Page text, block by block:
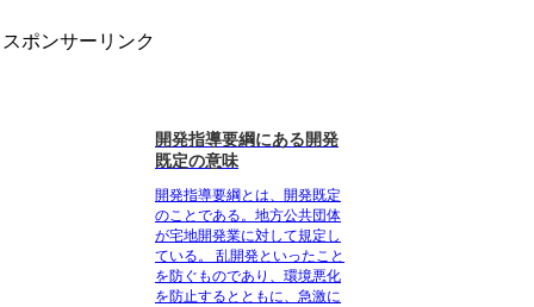
スポンサーリンク
開発指導要綱にある開発
既定の意味
開発指導要綱とは、開発既定
のことである。地方公共団体
が宅地開発業に対して規定し
ている。
乱開発といったこと
を防ぐものであり、環境悪化
を防止するとともに、急激に